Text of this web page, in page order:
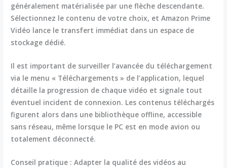
généralement matérialisée par une flèche descendante.
Sélectionnez le contenu de votre choix, et Amazon Prime
Vidéo lance le transfert immédiat dans un espace de
stockage dédié.
Il est important de surveiller l’avancée du téléchargement
via le menu « Téléchargements » de l’application, lequel
détaille la progression de chaque vidéo et signale tout
éventuel incident de connexion. Les contenus téléchargés
figurent alors dans une bibliothèque offline, accessible
sans réseau, même lorsque le PC est en mode avion ou
totalement déconnecté.
Conseil pratique : Adapter la qualité des vidéos au